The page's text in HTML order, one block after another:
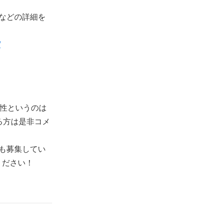
どの詳細を
というのは
は是非コメ
募集してい
さい！